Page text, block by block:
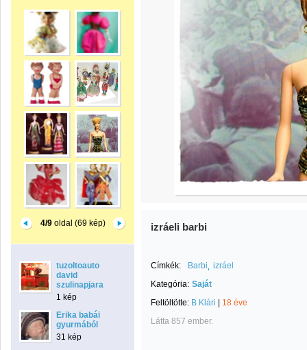
4/9oldal (69 kép)
tuzoltoauto
david
szulinapjara
1 kép
Erika babái
gyurmából
31 kép
izráeli barbi
Címkék: Barbi
izráel
Kategória: Saját
Feltöltötte: B Klári
18 éve
Látta 857 ember.